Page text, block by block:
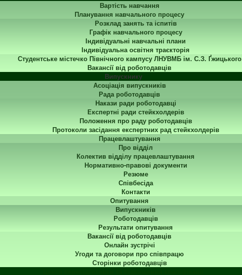
Вартість навчання
Планування навчального процесу
Розклад занять та іспитів
Графік навчального процесу
Індивідуальні навчальні плани
Індивідуальна освітня траєкторія
Студентське містечко Північного кампусу ЛНУВМБ ім. С.З. Ґжицького
Вакансії від роботодавців
Випускнику
Асоціація випускників
Рада роботодавців
Накази ради роботодавці
Експертні ради стейкхолдерів
Положення про раду роботодавців
Протоколи засідання експертних рад стейкхолдерів
Працевлаштування
Про відділ
Колектив відділу працевлаштування
Нормативно-правові документи
Резюме
Співбесіда
Контакти
Опитування
Випускників
Роботодавців
Результати опитування
Вакансії від роботодавців
Онлайн зустрічі
Угоди та договори про співпрацю
Сторінки роботодавців